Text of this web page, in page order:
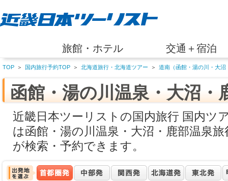
旅館・ホテル 交通＋宿泊
TOP ＞ 国内旅行予約TOP ＞ 北海道旅行・北海道ツアー ＞ 道南（函館・湯の川・大
函館・湯の川温泉・大沼・
近畿日本ツーリストの国内旅行 国内ツ
は函館・湯の川温泉・大沼・鹿部温泉
が検索・予約できます。